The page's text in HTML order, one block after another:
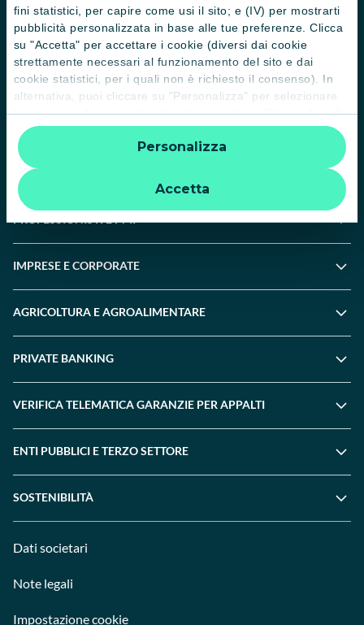
fini statistici, per capire come usi il sito; e (IV) per mostrarti
pubblicità personalizzata in base alle tue preferenze. Clicca
su "Accetta" per accettare i cookie (diversi dai cookie
strettamente necessari al funzionamento del sito e dai
cookie statistici, per i quali non è richiesto il consenso). In
alternativa, puoi cliccare su "Personalizza" per selezionare
le categorie di cookie che desideri accettare. Cliccando sulla
“X” le impostazioni predefinite vengono lasciate invariate e
quindi la navigazione può continuare senza cookie o altri
strumenti di tracciamento diversi da quelli tecnici. Per
ulteriori informazioni:
informativa privacy
Accetta
Personalizza
Informative
Informativa sulla sostenibilità nel settore dei servizi finanziari
Informativa sulla presa in considerazione dei PAI
Etica e conformità
Whistleblowing
PRIVATI
PROFESSIONISTI E PMI
IMPRESE E CORPORATE
AGRICOLTURA E AGROALIMENTARE
PRIVATE BANKING
VERIFICA TELEMATICA GARANZIE PER APPALTI
ENTI PUBBLICI E TERZO SETTORE
SOSTENIBILITÀ
Dati societari
Note legali
Impostazione cookie